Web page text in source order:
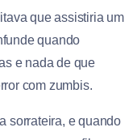
que assistiria um
quando
e nada de que
com zumbis.
sorrateira, e quando